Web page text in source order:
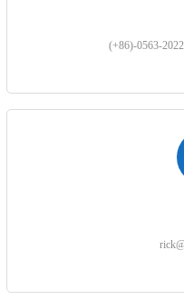
(+86)-0563-